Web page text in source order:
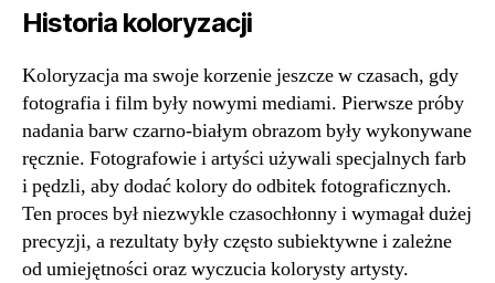
Historia koloryzacji
Koloryzacja ma swoje korzenie jeszcze w czasach, gdy
fotografia i film były nowymi mediami. Pierwsze próby
nadania barw czarno-białym obrazom były wykonywane
ręcznie. Fotografowie i artyści używali specjalnych farb
i pędzli, aby dodać kolory do odbitek fotograficznych.
Ten proces był niezwykle czasochłonny i wymagał dużej
precyzji, a rezultaty były często subiektywne i zależne
od umiejętności oraz wyczucia kolorysty artysty.